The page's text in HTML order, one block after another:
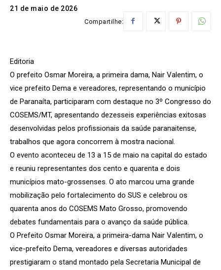
21 de maio de 2026
Compartilhe:
Editoria
O prefeito Osmar Moreira, a primeira dama, Nair Valentim, o
vice prefeito Dema e vereadores, representando o município
de Paranaíta, participaram com destaque no 3º Congresso do
COSEMS/MT, apresentando dezesseis experiências exitosas
desenvolvidas pelos profissionais da saúde paranaitense,
trabalhos que agora concorrem à mostra nacional.
O evento aconteceu de 13 a 15 de maio na capital do estado
e reuniu representantes dos cento e quarenta e dois
municípios mato-grossenses. O ato marcou uma grande
mobilização pelo fortalecimento do SUS e celebrou os
quarenta anos do COSEMS Mato Grosso, promovendo
debates fundamentais para o avanço da saúde pública.
O Prefeito Osmar Moreira, a primeira-dama Nair Valentim, o
vice-prefeito Dema, vereadores e diversas autoridades
prestigiaram o stand montado pela Secretaria Municipal de